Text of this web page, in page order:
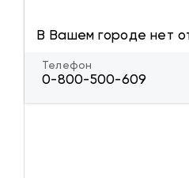
В Вашем городе нет
Телефон
0-800-500-609